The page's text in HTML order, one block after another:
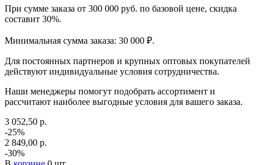
При сумме заказа от 300 000 руб. по базовой цене, скидка
составит 30%.
Минимальная сумма заказа: 30 000 ₽.
Для постоянных партнеров и крупных оптовых покупателей
действуют индивидуальные условия сотрудничества.
Наши менеджеры помогут подобрать ассортимент и
рассчитают наиболее выгодные условия для вашего заказа.
3 052,50 р.
-25%
2 849,00 р.
-30%